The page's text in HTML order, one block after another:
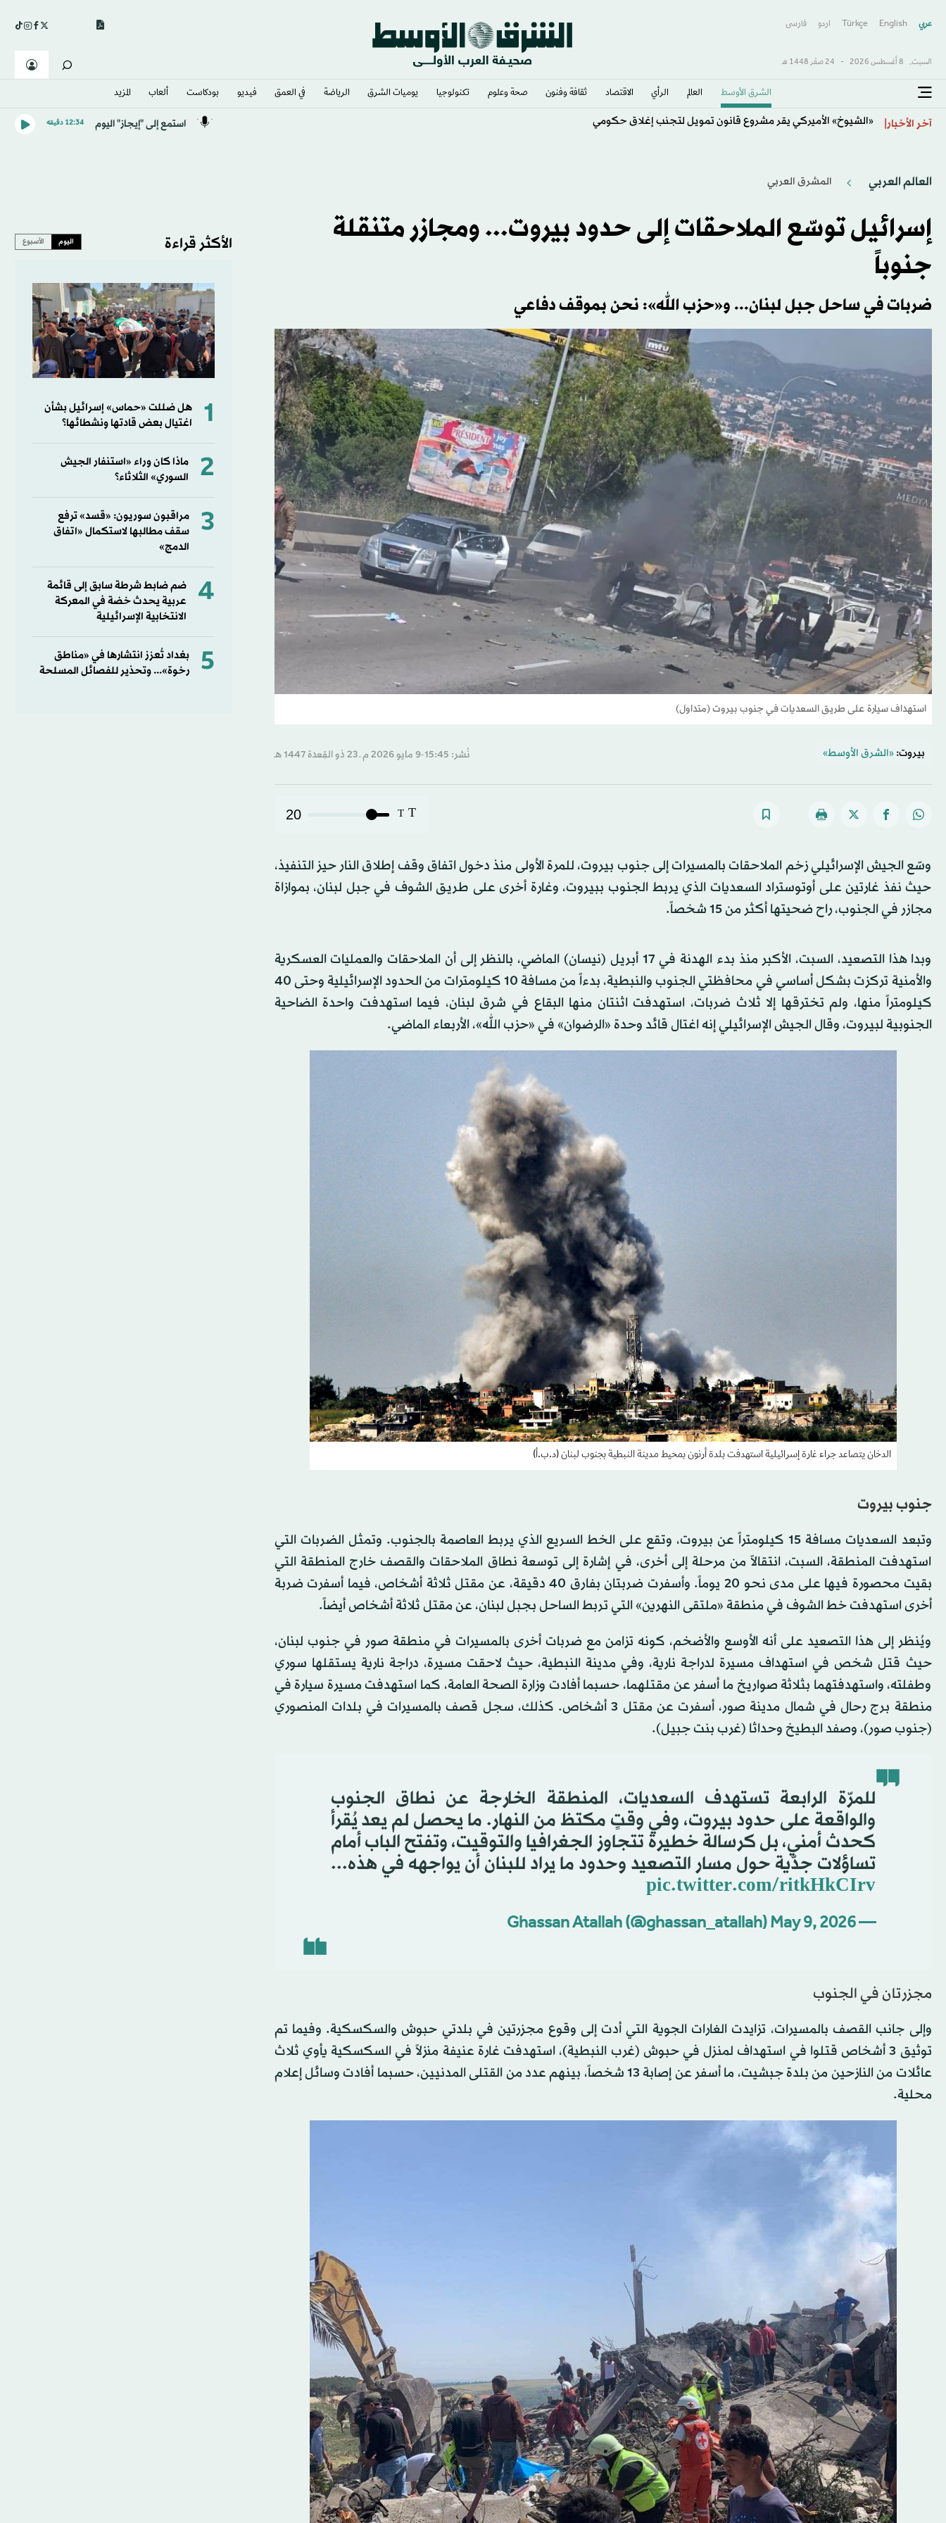
عربي English
Türkçe اردو فارسى
السبت, 8 أغسطس 2026 - 24 صفَر 1448 هـ
الشرق الأوسط​ العالم الرأي الاقتصاد ثقافة وفنون صحة وعلوم تكنولوجيا يوميات الشرق​ الرياضة في العمق فيديو بودكاست ألعاب المزيد
آخر الأخبار «الشيوخ» الأميركي يقر مشروع قانون تمويل لتجنب إغلاق حكومي استمع إلى "إيجاز" اليوم 12:34 دقيقه
العالم العربي المشرق العربي
إسرائيل توسّع الملاحقات إلى حدود بيروت... ومجازر متنقلة
جنوباً
ضربات في ساحل جبل لبنان... و«حزب الله»: نحن بموقف دفاعي
استهداف سيارة على طريق السعديات في جنوب بيروت (متداول)
بيروت: «الشرق الأوسط» نُشر: 15:45-9 مايو 2026 م ـ 23 ذو القِعدة 1447 هـ
T
T
20
وسّع الجيش الإسرائيلي زخم الملاحقات بالمسيرات إلى جنوب بيروت، للمرة الأولى منذ دخول اتفاق وقف إطلاق النار حيز التنفيذ،
حيث نفذ غارتين على أوتوستراد السعديات الذي يربط الجنوب ببيروت، وغارة أخرى على طريق الشوف في جبل لبنان، بموازاة
مجازر في الجنوب، راح ضحيتها أكثر من 15 شخصاً.
وبدا هذا التصعيد، السبت، الأكبر منذ بدء الهدنة في 17 أبريل (نيسان) الماضي، بالنظر إلى أن الملاحقات والعمليات العسكرية
والأمنية تركزت بشكل أساسي في محافظتي الجنوب والنبطية، بدءاً من مسافة 10 كيلومترات من الحدود الإسرائيلية وحتى 40
كيلومتراً منها، ولم تخترقها إلا ثلاث ضربات، استهدفت اثنتان منها البقاع في شرق لبنان، فيما استهدفت واحدة الضاحية
الجنوبية لبيروت، وقال الجيش الإسرائيلي إنه اغتال قائد وحدة «الرضوان» في «حزب الله»، الأربعاء الماضي.
الدخان يتصاعد جراء غارة إسرائيلية استهدفت بلدة أرنون بمحيط مدينة النبطية بجنوب لبنان (د.ب.أ)
جنوب بيروت
وتبعد السعديات مسافة 15 كيلومتراً عن بيروت، وتقع على الخط السريع الذي يربط العاصمة بالجنوب. وتمثل الضربات التي
استهدفت المنطقة، السبت، انتقالاً من مرحلة إلى أخرى، في إشارة إلى توسعة نطاق الملاحقات والقصف خارج المنطقة التي
بقيت محصورة فيها على مدى نحو 20 يوماً. وأسفرت ضربتان بفارق 40 دقيقة، عن مقتل ثلاثة أشخاص، فيما أسفرت ضربة
أخرى استهدفت خط الشوف في منطقة «ملتقى النهرين» التي تربط الساحل بجبل لبنان، عن مقتل ثلاثة أشخاص أيضاً.
ويُنظر إلى هذا التصعيد على أنه الأوسع والأضخم، كونه تزامن مع ضربات أخرى بالمسيرات في منطقة صور في جنوب لبنان،
حيث قتل شخص في استهداف مسيرة لدراجة نارية، وفي مدينة النبطية، حيث لاحقت مسيرة، دراجة نارية يستقلها سوري
وطفلته، واستهدفتهما بثلاثة صواريخ ما أسفر عن مقتلهما، حسبما أفادت وزارة الصحة العامة، كما استهدفت مسيرة سيارة في
منطقة برج رحال في شمال مدينة صور، أسفرت عن مقتل 3 أشخاص. كذلك، سجل قصف بالمسيرات في بلدات المنصوري
(جنوب صور)، وصفد البطيخ وحداثا (غرب بنت جبيل).
للمرّة الرابعة تستهدف السعديات، المنطقة الخارجة عن نطاق الجنوب
والواقعة على حدود بيروت، وفي وقتٍ مكتظ من النهار. ما يحصل لم يعد يُقرأ
كحدث أمني، بل كرسالة خطيرة تتجاوز الجغرافيا والتوقيت، وتفتح الباب أمام
تساؤلات جدّية حول مسار التصعيد وحدود ما يراد للبنان أن يواجهه في هذه...
pic.twitter.com/ritkHkCIrv
— Ghassan Atallah (@ghassan_atallah)
May 9, 2026
مجزرتان في الجنوب
وإلى جانب القصف بالمسيرات، تزايدت الغارات الجوية التي أدت إلى وقوع مجزرتين في بلدتي حبوش والسكسكية. وفيما تم
توثيق 3 أشخاص قتلوا في استهداف لمنزل في حبوش (غرب النبطية)، استهدفت غارة عنيفة منزلاً في السكسكية يأوي ثلاث
عائلات من النازحين من بلدة جبشيت، ما أسفر عن إصابة 13 شخصاً، بينهم عدد من القتلى المدنيين، حسبما أفادت وسائل إعلام
محلية.
الأكثر قراءة اليوم الأسبوع
1
هل ضللت «حماس» إسرائيل بشأن
اغتيال بعض قادتها ونشطائها؟
2
ماذا كان وراء «استنفار الجيش
السوري» الثلاثاء؟
3
مراقبون سوريون: «قسد» ترفع
سقف مطالبها لاستكمال «اتفاق
الدمج»
4
ضم ضابط شرطة سابق إلى قائمة
عربية يحدث خضة في المعركة
الانتخابية الإسرائيلية
5
بغداد تُعزز انتشارها في «مناطق
رخوة»... وتحذير للفصائل المسلحة